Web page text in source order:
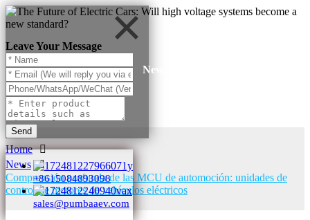
Leave Your Message
Send
+8615084893098
sales@pumbaaev.com
News
Home
News
Comprensión profunda de las MCU de automoción: unidades de
control de motores de vehículos eléctricos